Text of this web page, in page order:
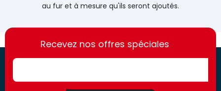
au fur et à mesure qu'ils seront ajoutés.
https://france-
access.fr
https://france-
access.fr
Recevez nos offres spéciales